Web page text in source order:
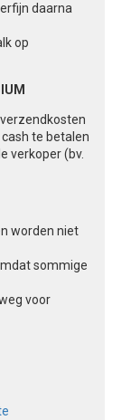
daarna
op
te betalen
verkoper (bv.
worden niet
sommige
voor